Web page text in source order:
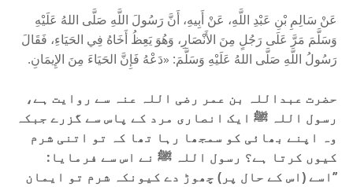
عَنْ سَالِمِ بْنِ عَبْدِ اللَّهِ، عَنْ أَبِيهِ، أَنَّ رَسُولَ اللَّهِ صَلَّى اللهُ عَلَيْهِ
وَسَلَّمَ مَرَّ عَلَى رَجُلٍ مِنَ الأَنْصَارِ، وَهُوَ يَعِظُ أَخَاهُ فِي الحَيَاءِ، فَقَالَ
رَسُولُ اللَّهِ صَلَّى اللهُ عَلَيْهِ وَسَلَّمَ: «دَعْهُ فَإِنَّ الحَيَاءَ مِنَ الإِيمَانِ.
حضرت عبداللہ بن عمر رضی اللہ عنہ سے روایت ہے،
رسول اللہ ﷺ ایک انصاری مرد کے پاس سے گزرے جبکہ
وہ اپنے بھائی کو سمجھا رہا تھا کہ تو اتنی شرم
کیوں کرتا ہے؟ رسول اللہ ﷺ نے اس سے فرمایا:
’’اسے (اس کے حال پر) چھوڑ دے کیونکہ شرم تو ایمان